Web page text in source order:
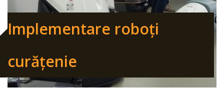
Implementare roboți
curățenie